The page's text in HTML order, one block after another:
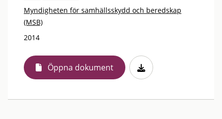
Myndigheten för samhällsskydd och beredskap
(MSB)
2014
Öppna dokument